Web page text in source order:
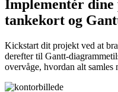
Implementér
tankekort og
Kickstart dit projekt ved at
derefter til Gantt-
overvåge, hvordan alt samles